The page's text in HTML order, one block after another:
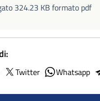
324.23 KB formato pdf
Twitter Whatsapp